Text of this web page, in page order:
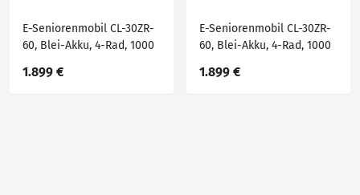
E-Seniorenmobil CL-30ZR-
60, Blei-Akku, 4-Rad, 1000
1.899 €
E-Seniorenmobil CL-30ZR-
60, Blei-Akku, 4-Rad, 1000
1.899 €